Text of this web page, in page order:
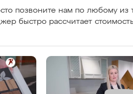
позвоните нам по любому из
быстро рассчитает